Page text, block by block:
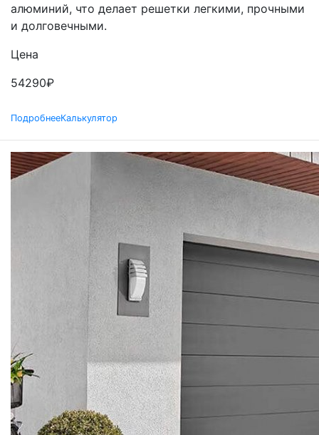
алюминий, что делает решетки легкими, прочными
и долговечными.
Цена
54290₽
ПодробнееКалькулятор